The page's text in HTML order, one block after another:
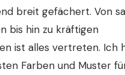
breit gefächert. Von
bis hin zu kräftigen
ist alles vertreten. Ich
Farben und Muster